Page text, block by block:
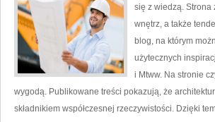
się z wiedzą. Strona
wnętrz, a także
blog, na którym
użytecznych
i Mtww. Na stronie
wygodą. Publikowane treści pokazują, że
składnikiem współczesnej rzeczywistości. Dzięki